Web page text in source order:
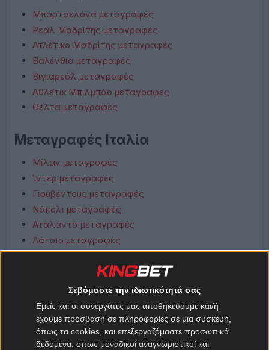
Σεβόμαστε την ιδιωτικότητά σας
Εμείς και οι συνεργάτες μας αποθηκεύουμε και/ή
έχουμε πρόσβαση σε πληροφορίες σε μια συσκευή,
όπως τα cookies, και επεξεργαζόμαστε προσωπικά
δεδομένα, όπως μοναδικοί αναγνωριστικοί και
Μπαρτσελόνα μεταγραφές
Ρεάλ Μαδρίτης μεταγραφές
Ατλέτικο Μαδρίτης μεταγραφές
Βαλένθια μεταγραφές
Βιγιαρεάλ μεταγραφές
Αθλέτικ Μπιλμπάο μεταγραφές
Θέλτα μεταγραφές
Μεταγραφές Ιταλία
Μίλαν μεταγραφές
Ίντερ μεταγραφές
Γιουβέντους μεταγραφές
Νάπολι μεταγραφές
Αταλάντα μεταγραφές
Λάτσιο μεταγραφές
Ρόμα μεταγραφές
Φιορεντίνα μεταγραφές
Κόμο μεταγραφές
Μπολόνια μεταγραφές
Μεταγραφές Bundesliga